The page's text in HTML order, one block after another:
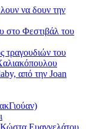
να δουν την
στο Φεστιβάλ του
του
από την Joan
Ευαγγελάτου